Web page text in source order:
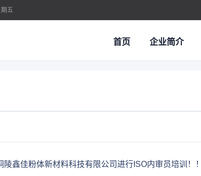
期五
首页 企业简介
体系认证 汽车行业质量管理体系认证
陵鑫佳粉体新材料科技有限公司进行ISO内审员培训！！